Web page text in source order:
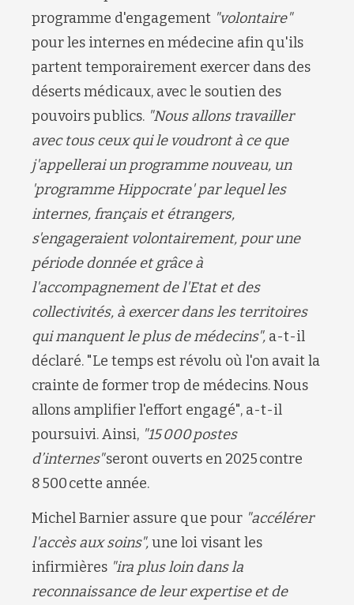
programme d'engagement "volontaire"
pour les internes en médecine afin qu'ils
partent temporairement exercer dans des
déserts médicaux, avec le soutien des
pouvoirs publics. "Nous allons travailler
avec tous ceux qui le voudront à ce que
j'appellerai un programme nouveau, un
'programme Hippocrate' par lequel les
internes, français et étrangers,
s'engageraient volontairement, pour une
période donnée et grâce à
l'accompagnement de l'Etat et des
collectivités, à exercer dans les territoires
qui manquent le plus de médecins", a-t-il
déclaré. "Le temps est révolu où l'on avait la
crainte de former trop de médecins. Nous
allons amplifier l'effort engagé", a-t-il
poursuivi. Ainsi, "15 000 postes
d’internes"seront ouverts en 2025 contre
8 500 cette année.
Michel Barnier assure que pour "accélérer
l'accès aux soins",une loi visant les
infirmières "ira plus loin dans la
reconnaissance de leur expertise et de